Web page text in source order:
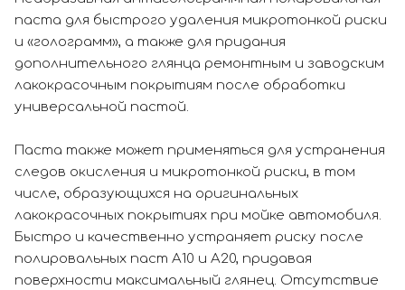
паста для быстрого удаления микротонкой риски
и «голограмм», а также для придания
дополнительного глянца ремонтным и заводским
лакокрасочным покрытиям после обработки
универсальной пастой.
Паста также может применяться для устранения
следов окисления и микротонкой риски, в том
числе, образующихся на оригинальных
лакокрасочных покрытиях при мойке автомобиля.
Быстро и качественно устраняет риску после
полировальных паст А10 и А20, придавая
поверхности максимальный глянец. Отсутствие